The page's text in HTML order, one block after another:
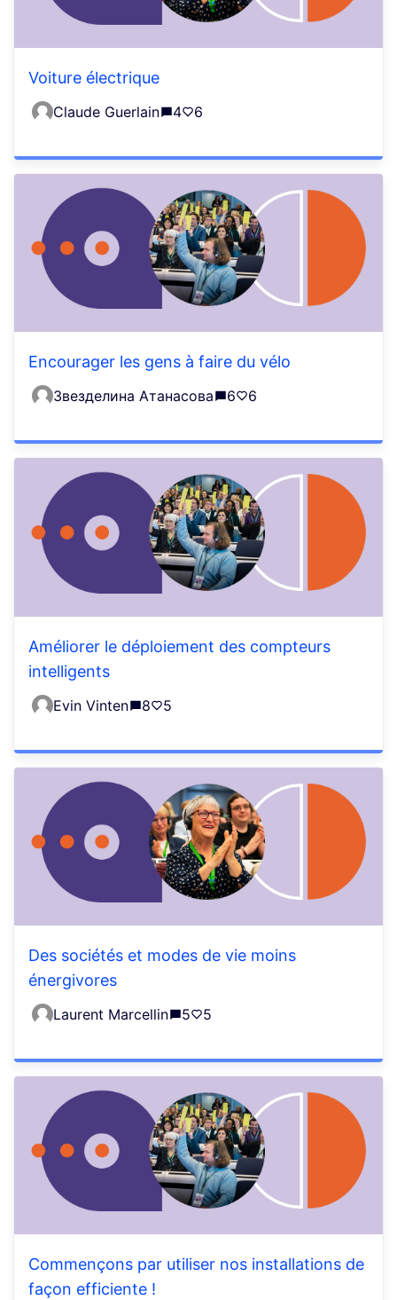
Voiture électrique
Claude Guerlain 4 6
Encourager les gens à faire du vélo
Звезделина Атанасова 6 6
Améliorer le déploiement des compteurs
intelligents
Evin Vinten 8 5
Des sociétés et modes de vie moins
énergivores
Laurent Marcellin 5 5
Commençons par utiliser nos installations de
façon efficiente !